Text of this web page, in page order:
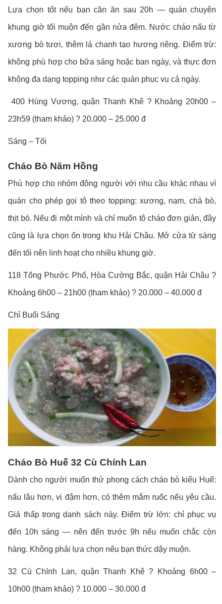
Lựa chọn tốt nếu bạn cần ăn sau 20h — quán chuyên
khung giờ tối muộn đến gần nửa đêm. Nước cháo nấu từ
xương bò tươi, thêm lá chanh tạo hương riêng. Điểm trừ:
không phù hợp cho bữa sáng hoặc ban ngày, và thực đơn
không đa dạng topping như các quán phục vụ cả ngày.
400 Hùng Vương, quận Thanh Khê ? Khoảng 20h00 –
23h59 (tham khảo) ? 20.000 – 25.000 đ
Sáng – Tối
Cháo Bò Năm Hồng
Phù hợp cho nhóm đông người với nhu cầu khác nhau vì
quán cho phép gọi tô theo topping: xương, nạm, chả bò,
thịt bò. Nếu đi một mình và chỉ muốn tô cháo đơn giản, đây
cũng là lựa chọn ổn trong khu Hải Châu. Mở cửa từ sáng
đến tối nên linh hoạt cho nhiều khung giờ.
118 Tống Phước Phổ, Hòa Cường Bắc, quận Hải Châu ?
Khoảng 6h00 – 21h00 (tham khảo) ? 20.000 – 40.000 đ
Chỉ Buổi Sáng
Cháo Bò Huế 32 Cù Chính Lan
Dành cho người muốn thử phong cách cháo bò kiểu Huế:
nấu lâu hơn, vị đậm hơn, có thêm mắm ruốc nếu yêu cầu.
Giá thấp trong danh sách này. Điểm trừ lớn: chỉ phục vụ
đến 10h sáng — nên đến trước 9h nếu muốn chắc còn
hàng. Không phải lựa chọn nếu bạn thức dậy muộn.
32 Cù Chính Lan, quận Thanh Khê ? Khoảng 6h00 –
10h00 (tham khảo) ? 10.000 – 30.000 đ